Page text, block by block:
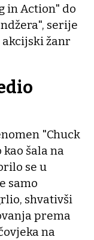
in Action" do
serije
žanr
"Chuck
šala na
se u
samo
shvativši
prema
na